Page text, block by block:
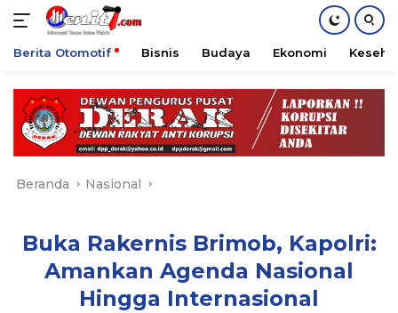
konten
Berita Otomotif Bisnis Budaya Ekonomi
Beranda Nasional
Buka Rakernis Brimob, Kapolri:
Amankan Agenda Nasional
Hingga Internasional